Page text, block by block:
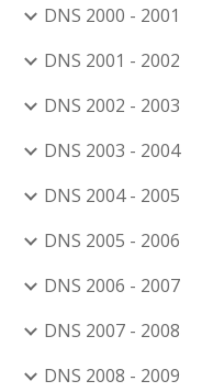
DNS 2000 - 2001
DNS 2001 - 2002
DNS 2002 - 2003
DNS 2003 - 2004
DNS 2004 - 2005
DNS 2005 - 2006
DNS 2006 - 2007
DNS 2007 - 2008
DNS 2008 - 2009